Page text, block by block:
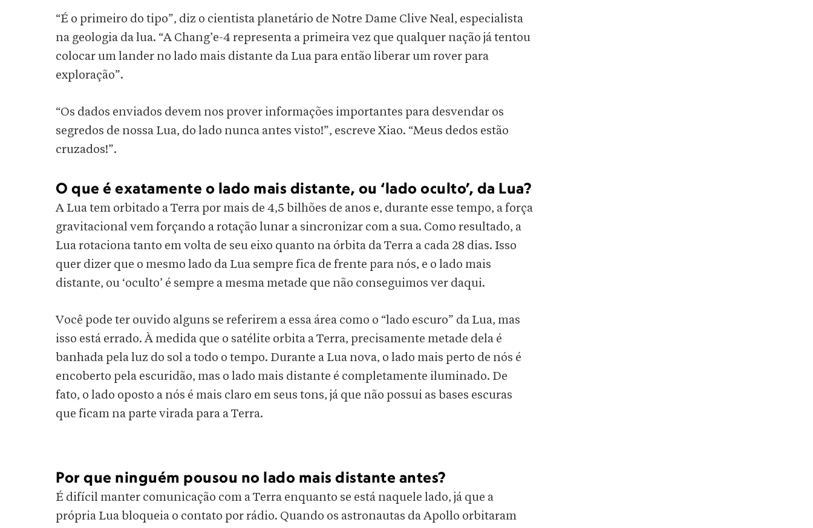
“É o primeiro do tipo”, diz o cientista planetário de Notre Dame Clive Neal, especialista
na geologia da lua. “A Chang’e-4 representa a primeira vez que qualquer nação já tentou
colocar um lander no lado mais distante da Lua para então liberar um rover para
exploração”.
“Os dados enviados devem nos prover informações importantes para desvendar os
segredos de nossa Lua, do lado nunca antes visto!”, escreve Xiao. “Meus dedos estão
cruzados!”.
O que é exatamente o lado mais distante, ou ‘lado oculto’, da Lua?
A Lua tem orbitado a Terra por mais de 4,5 bilhões de anos e, durante esse tempo, a força
gravitacional vem forçando a rotação lunar a sincronizar com a sua. Como resultado, a
Lua rotaciona tanto em volta de seu eixo quanto na órbita da Terra a cada 28 dias. Isso
quer dizer que o mesmo lado da Lua sempre fica de frente para nós, e o lado mais
distante, ou ‘oculto’ é sempre a mesma metade que não conseguimos ver daqui.
Você pode ter ouvido alguns se referirem a essa área como o “lado escuro” da Lua, mas
isso está errado. À medida que o satélite orbita a Terra, precisamente metade dela é
banhada pela luz do sol a todo o tempo. Durante a Lua nova, o lado mais perto de nós é
encoberto pela escuridão, mas o lado mais distante é completamente iluminado. De
fato, o lado oposto a nós é mais claro em seus tons, já que não possui as bases escuras
que ficam na parte virada para a Terra.
Por que ninguém pousou no lado mais distante antes?
É difícil manter comunicação com a Terra enquanto se está naquele lado, já que a
própria Lua bloqueia o contato por rádio. Quando os astronautas da Apollo orbitaram